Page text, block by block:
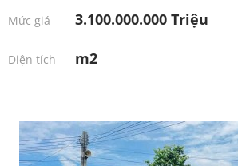
Mức giá 3.100.000.000 Triệu
Diện tích m2